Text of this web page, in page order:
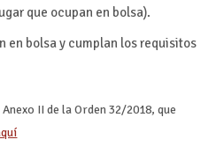
que ocupan en bolsa).
en bolsa y cumplan los requisitos
II de la Orden 32/2018, que